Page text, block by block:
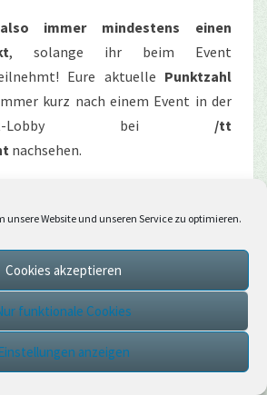
unsere Website und unseren Service zu optimieren.
Cookies akzeptieren
funktionale Cookies
anzeigen
immer mindestens einen
, solange ihr beim Event
Eure aktuelle Punktzahl
kurz nach einem Event in der
Event-Lobby bei /tt
nachsehen.
Everlasting-Verzauberung
und einen
darf sich der erste Platz als
aussuchen und danach ist die